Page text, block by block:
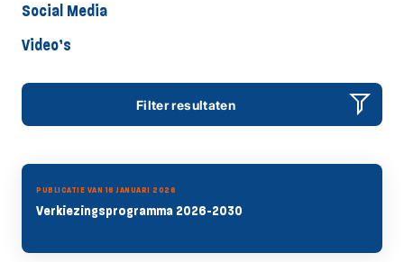
Social Media
Video’s
Filter resultaten
PUBLICATIE VAN 16 JANUARI 2026
Verkiezingsprogramma 2026-2030